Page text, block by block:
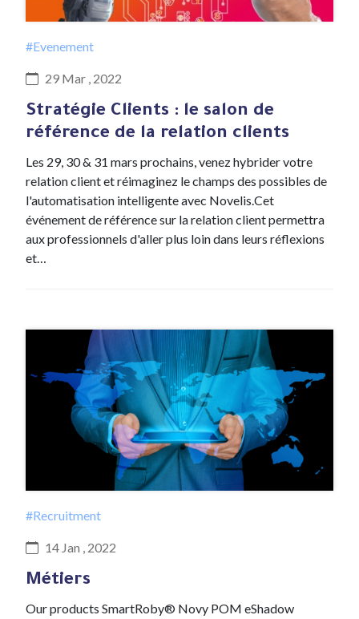
#Evenement
29 Mar , 2022
Stratégie Clients : le salon de
référence de la relation clients
Les 29, 30 & 31 mars prochains, venez hybrider votre
relation client et réimaginez le champs des possibles de
l'automatisation intelligente avec Novelis.Cet
événement de référence sur la relation client permettra
aux professionnels d'aller plus loin dans leurs réflexions
et…
#Recruitment
14 Jan , 2022
Métiers
Our products SmartRoby® Novy POM eShadow